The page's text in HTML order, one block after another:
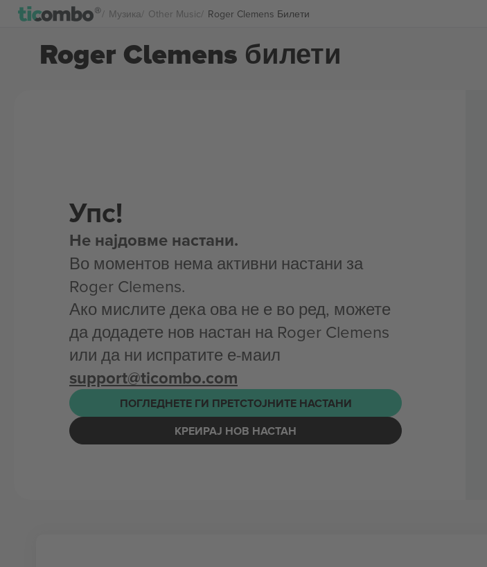
Музика Other Music Roger Clemens Билети
Roger Clemens билети
Упс!
Не најдовме настани.
Во моментов нема активни настани за
Roger Clemens.
Ако мислите дека ова не е во ред, можете
да додадете нов настан на Roger Clemens
или да ни испратите е-маил
support@ticombo.com
ПОГЛЕДНЕТЕ ГИ ПРЕТСТОЈНИТЕ НАСТАНИ
КРЕИРАЈ НОВ НАСТАН